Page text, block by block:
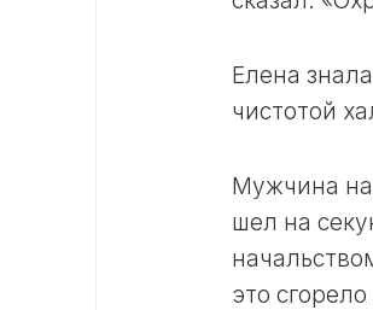
Елена
чистотой
Мужчина на
шел на
это